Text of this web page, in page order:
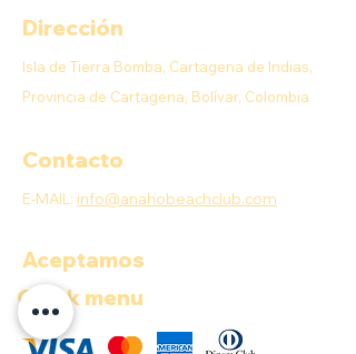
Dirección
Isla de Tierra Bomba, Cartagena de Indias,
Provincia de Cartagena, Bolívar, Colombia
Contacto
E-MAIL: info@anahobeachclub.com
Aceptamos
Quick menu